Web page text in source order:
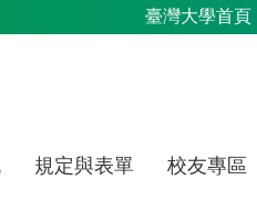
臺灣大學首頁
規定與表單 校友專區